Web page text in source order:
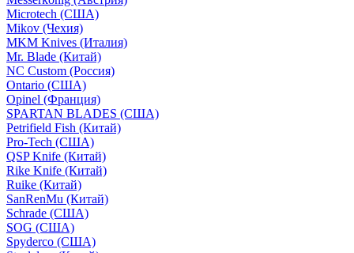
Microtech (США)
Mikov (Чехия)
MKM Knives (Италия)
Mr. Blade (Китай)
NC Custom (Россия)
Ontario (США)
Opinel (Франция)
SPARTAN BLADES (США)
Petrifield Fish (Китай)
Pro-Tech (США)
QSP Knife (Китай)
Rike Knife (Китай)
Ruike (Китай)
SanRenMu (Китай)
Schrade (США)
SOG (США)
Spyderco (США)